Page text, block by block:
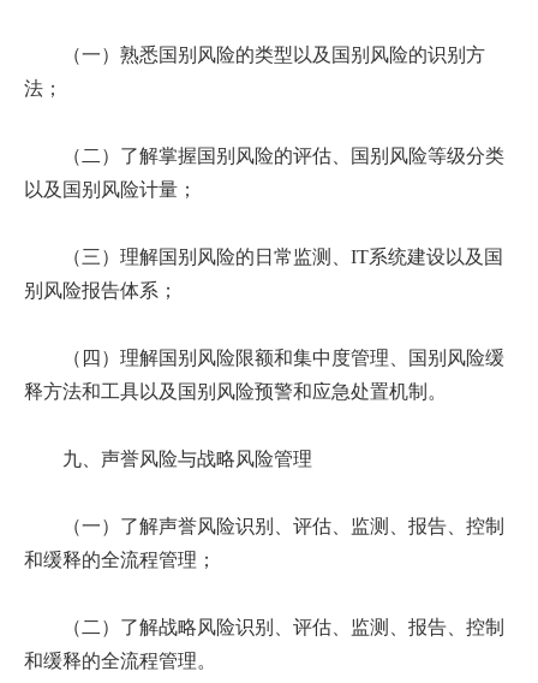
（一）熟悉国别风险的类型以及国别风险的识别方
法；
（二）了解掌握国别风险的评估、国别风险等级分类
以及国别风险计量；
（三）理解国别风险的日常监测、IT系统建设以及国
别风险报告体系；
（四）理解国别风险限额和集中度管理、国别风险缓
释方法和工具以及国别风险预警和应急处置机制。
九、声誉风险与战略风险管理
（一）了解声誉风险识别、评估、监测、报告、控制
和缓释的全流程管理；
（二）了解战略风险识别、评估、监测、报告、控制
和缓释的全流程管理。